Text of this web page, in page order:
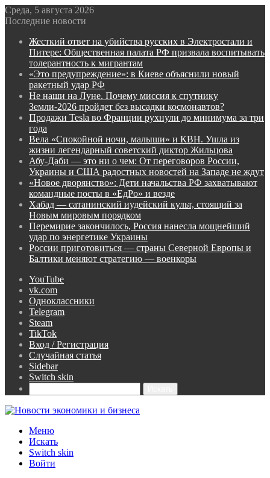
Среда, 5 августа 2026
Последние новости
Жесткий ответ на убийства русских в Электростали и
Питере: Общественная палата РФ призвала воспитывать
толерантность к мигрантам
«Это предупреждение»: в Киеве объяснили новый
ракетный удар РФ
Не наши на Луне. Почему миссия к спутнику
Земли-2026 пройдет без высадки космонавтов?
Продажи Tesla во Франции рухнули до минимума за три
года
Вела «Спокойной ночи, малыши» и КВН. Ушла из
жизни легендарный советский диктор Жильцова
Абу-Даби — это ни о чем: От переговоров России,
Украины и США радостных новостей на Западе не ждут
«Новое дворянство»: Дети начальства РФ захватывают
командные посты в «ЕдРо» и везде
Хабад — сатанинский иудейский культ, стоящий за
Новым мировым порядком
Перемирие закончилось, Россия нанесла мощнейший
удар по энергетике Украины
России приготовиться — страны Северной Европы и
Балтики меняют стратегию — военкоры
YouTube
vk.com
Одноклассники
Telegram
Steam
TikTok
Вход / Регистрация
Случайная статья
Sidebar
Switch skin
Меню
Искать
Switch skin
Войти